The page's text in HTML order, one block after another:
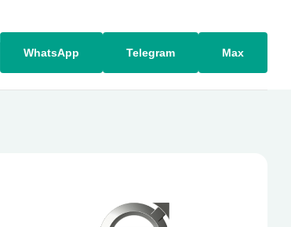
WhatsApp Telegram Max